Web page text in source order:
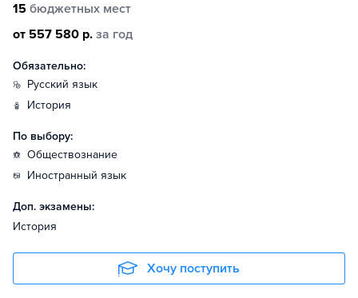
15 бюджетных мест
от 557 580 р. за год
Обязательно:
русский язык
история
По выбору:
обществознание
иностранный язык
Доп. экзамены:
История
Хочу поступить